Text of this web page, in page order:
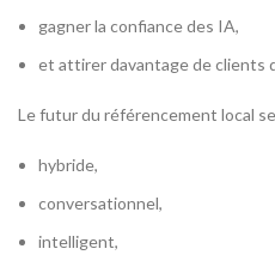
gagner la confiance des IA,
et attirer davantage de clients
Le futur du référencement local
hybride,
conversationnel,
intelligent,